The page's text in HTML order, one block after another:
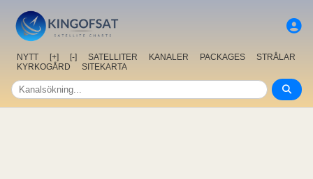
NYTT [+] [-] SATELLITER KANALER PACKAGES
STRÅLAR
KYRKOGÅRD
SITEKARTA